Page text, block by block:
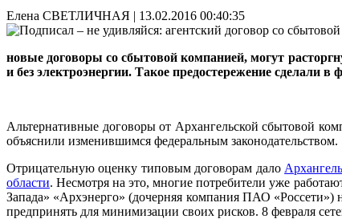
Елена СВЕТЛИЧНАЯ | 13.02.2016 00:40:35
новые договоры со сбытовой компанией, могут
и без электроэнергии. Такое предостережение сделали
Альтернативные договоры от Архангельской сбытовой
объяснили изменившимся федеральным законодательством.
Отрицательную оценку типовым договорам дало
области. Несмотря на это, многие потребители уже
Запада» «Архэнерго» (дочерняя компания ПАО «Россети»)
предпринять для минимизации своих рисков. 8 февраля